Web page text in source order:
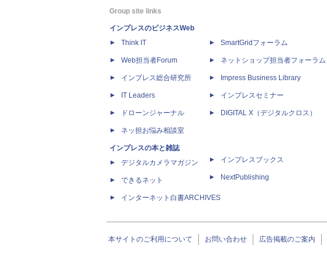
Group site links
インプレスのビジネスWeb
Think IT
Web担当者Forum
インプレス総合研究所
IT Leaders
ドローンジャーナル
ネッ担お悩み相談室
インプレスの本と雑誌
デジタルカメラマガジン
できるネット
インターネット白書ARCHIVES
SmartGridフォーラム
ネットショップ担当者フォーラム
Impress Business Library
インプレスセミナー
DIGITAL X（デジタルクロス）
インプレスブックス
NextPublishing
本サイトのご利用について お問い合わせ 広告掲載のご案内